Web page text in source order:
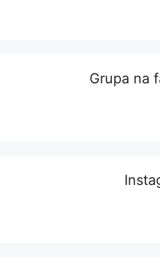
Grupa na